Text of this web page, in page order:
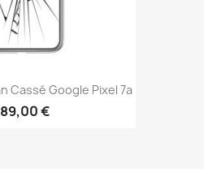
Cassé Google Pixel 7a
€